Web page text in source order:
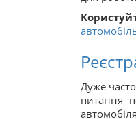
Дуже
питання